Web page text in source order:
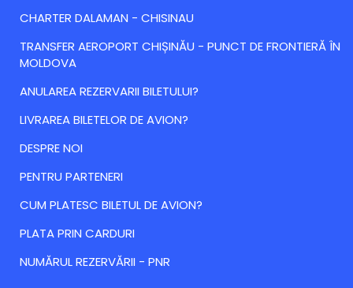
CHARTER DALAMAN - CHISINAU
TRANSFER AEROPORT CHIȘINĂU - PUNCT DE FRONTIERĂ ÎN
MOLDOVA
ANULAREA REZERVARII BILETULUI?
LIVRAREA BILETELOR DE AVION?
DESPRE NOI
PENTRU PARTENERI
CUM PLATESC BILETUL DE AVION?
PLATA PRIN CARDURI
NUMĂRUL REZERVĂRII - PNR